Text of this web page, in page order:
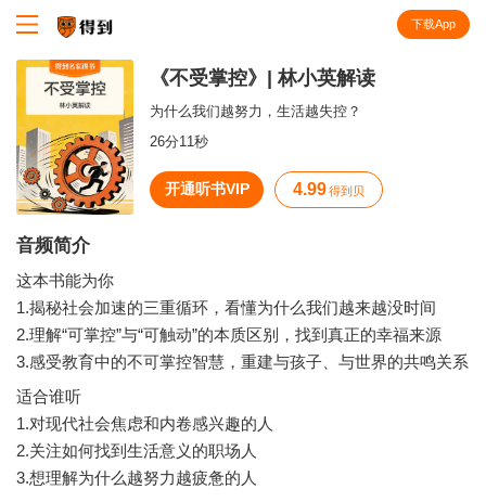
下载App
《不受掌控》| 林小英解读
为什么我们越努力，生活越失控？
26分11秒
开通听书VIP 4.99 得到贝
音频简介
这本书能为你
1.揭秘社会加速的三重循环，看懂为什么我们越来越没时间
2.理解“可掌控”与“可触动”的本质区别，找到真正的幸福来源
3.感受教育中的不可掌控智慧，重建与孩子、与世界的共鸣关系
适合谁听
1.对现代社会焦虑和内卷感兴趣的人
2.关注如何找到生活意义的职场人
3.想理解为什么越努力越疲惫的人